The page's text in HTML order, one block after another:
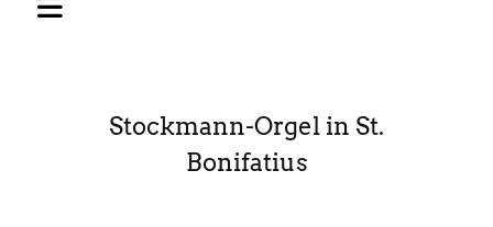
Stockmann-Orgel in St.
Bonifatius